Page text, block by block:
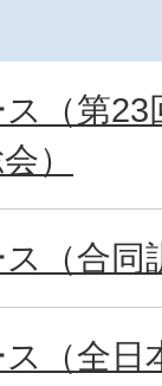
（第
）
（合同
（全日